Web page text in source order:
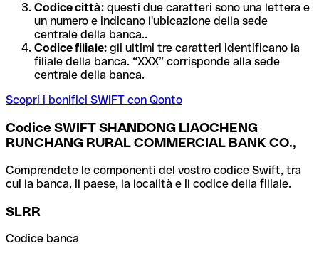
Codice città: questi due caratteri sono una lettera e
un numero e indicano l'ubicazione della sede
centrale della banca..
Codice filiale: gli ultimi tre caratteri identificano la
filiale della banca. “XXX” corrisponde alla sede
centrale della banca.
Scopri i bonifici SWIFT con Qonto
Codice SWIFT SHANDONG LIAOCHENG
RUNCHANG RURAL COMMERCIAL BANK CO.,
Comprendete le componenti del vostro codice Swift, tra
cui la banca, il paese, la località e il codice della filiale.
SLRR
Codice banca